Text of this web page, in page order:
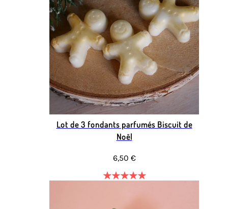
Lot de 3 fondants parfumés Biscuit de
Noël
6,50 €
★★★★★